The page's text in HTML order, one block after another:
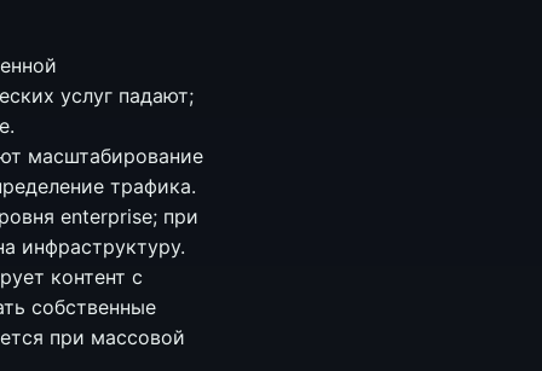
услуг падают;
масштабирование
трафика.
enterprise; при
инфраструктуру.
контент с
собственные
при массовой